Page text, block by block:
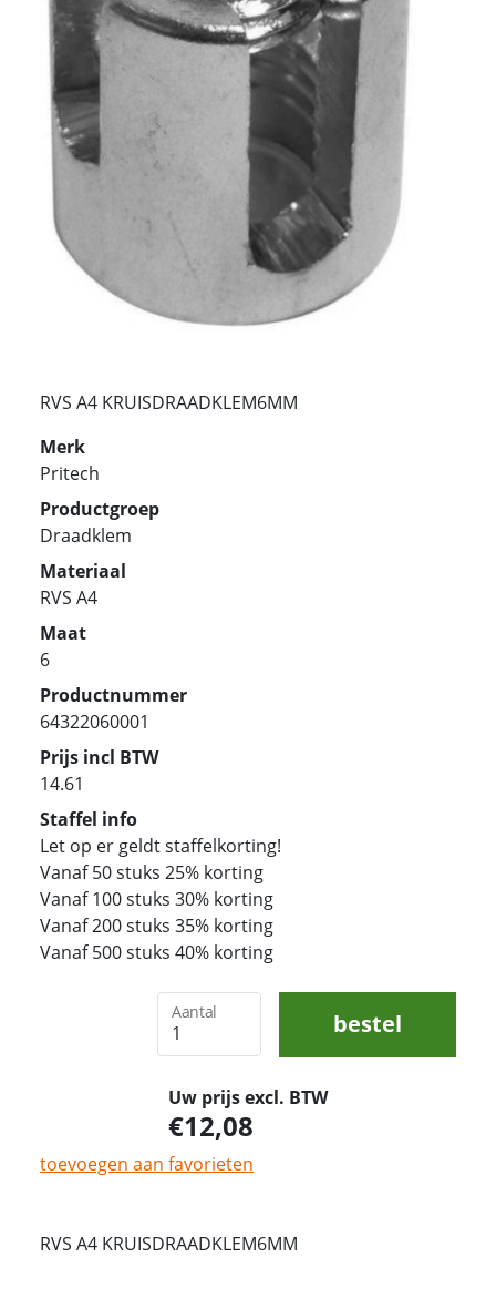
RVS A4 KRUISDRAADKLEM6MM
Merk
Pritech
Productgroep
Draadklem
Materiaal
RVS A4
Maat
6
Productnummer
64322060001
Prijs incl BTW
14.61
Staffel info
Let op er geldt staffelkorting!
Vanaf 50 stuks 25% korting
Vanaf 100 stuks 30% korting
Vanaf 200 stuks 35% korting
Vanaf 500 stuks 40% korting
Aantal bestel
Uw prijs excl. BTW
12,08
toevoegen aan favorieten
RVS A4 KRUISDRAADKLEM6MM